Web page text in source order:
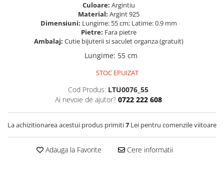
Culoare: Argintiu
Material: Argint 925
Dimensiuni: Lungime: 55 cm; Latime: 0.9 mm
Pietre: Fara pietre
Ambalaj: Cutie bijuterii si saculet organza (gratuit)
Lungime: 55 cm
STOC EPUIZAT
Cod Produs: LTU0076_55
Ai nevoie de ajutor? 0722 222 608
La achizitionarea acestui produs primiti7 Lei pentru comenzile viitoare
Adauga la Favorite Cere informatii